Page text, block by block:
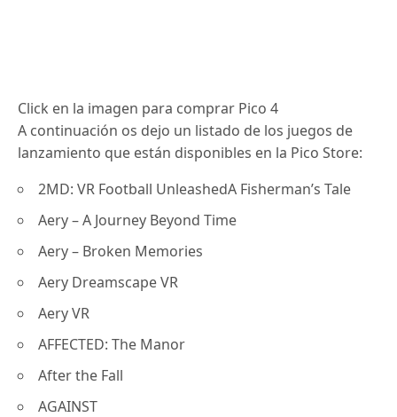
Click en la imagen para comprar Pico 4
A continuación os dejo un listado de los juegos de
lanzamiento que están disponibles en la Pico Store:
2MD: VR Football UnleashedA Fisherman’s Tale
Aery – A Journey Beyond Time
Aery – Broken Memories
Aery Dreamscape VR
Aery VR
AFFECTED: The Manor
After the Fall
AGAINST